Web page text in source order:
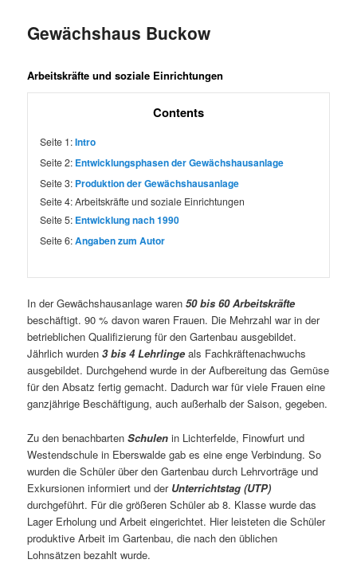
Gewächshaus Buckow
Arbeitskräfte und soziale Einrichtungen
Contents
Seite 1:Intro
Seite 2: Entwicklungsphasen der Gewächshausanlage
Seite 3: Produktion der Gewächshausanlage
Seite 4:Arbeitskräfte und soziale Einrichtungen
Seite 5: Entwicklung nach 1990
Seite 6:Angaben zum Autor
In der Gewächshausanlage waren50 bis 60 Arbeitskräfte
beschäftigt. 90 % davon waren Frauen. Die Mehrzahl war in der
betrieblichen Qualifizierung für den Gartenbau ausgebildet.
Jährlich wurden3 bis 4 Lehrlinge als Fachkräftenachwuchs
ausgebildet. Durchgehend wurde in der Aufbereitung das Gemüse
für den Absatz fertig gemacht. Dadurch war für viele Frauen eine
ganzjährige Beschäftigung, auch außerhalb der Saison, gegeben.
Zu den benachbartenSchulen in Lichterfelde, Finowfurt und
Westendschule in Eberswalde gab es eine enge Verbindung. So
wurden die Schüler über den Gartenbau durch Lehrvorträge und
Exkursionen informiert und der Unterrichtstag (UTP)
durchgeführt. Für die größeren Schüler ab 8. Klasse wurde das
Lager Erholung und Arbeit eingerichtet. Hier leisteten die Schüler
produktive Arbeit im Gartenbau, die nach den üblichen
Lohnsätzen bezahlt wurde.